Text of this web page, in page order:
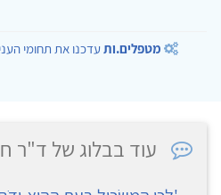
מטפלים.ותעדכנו את תחומי
עוד בבלוג של ד"ר